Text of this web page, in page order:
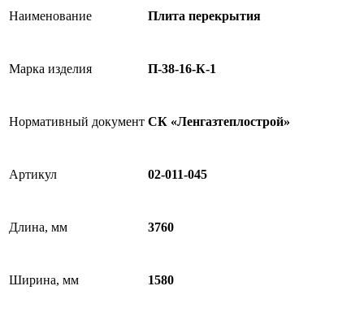
Наименование Плита перекрытия
Марка изделия П-38-16-К-1
Нормативный документ СК «Ленгазтеплострой»
Артикул 02-011-045
Длина, мм 3760
Ширина, мм 1580